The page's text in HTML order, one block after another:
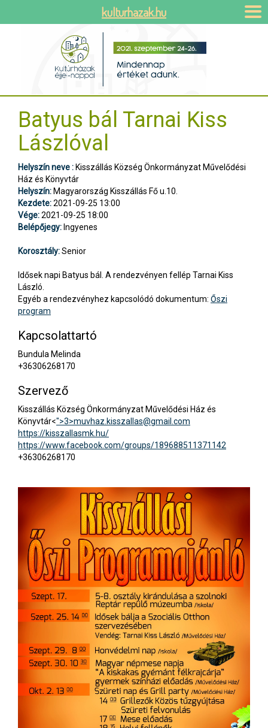
Batyus bál Tarnai Kiss
Lászlóval
Helyszín neve : Kisszállás Község Önkormányzat Művelődési
Ház és Könyvtár
Helyszín: Magyarország Kisszállás Fő u.10.
Kezdete:2021-09-25 13:00
Vége:2021-09-25 18:00
Belépőjegy: Ingyenes
Korosztály:Senior
Idősek napi Batyus bál. A rendezvényen fellép Tarnai Kiss
László.
Egyéb a rendezvényhez kapcsolódó dokumentum: Őszi
program
Kapcsolattartó
Bundula Melinda
+36306268170
Szervező
Kisszállás Község Önkormányzat Művelődési Ház és
Könyvtár<">3>muvhaz.kisszallas@gmail.com
https://kisszallasmk.hu/
https://www.facebook.com/groups/189688511371142
+36306268170
kulturhazak.hu